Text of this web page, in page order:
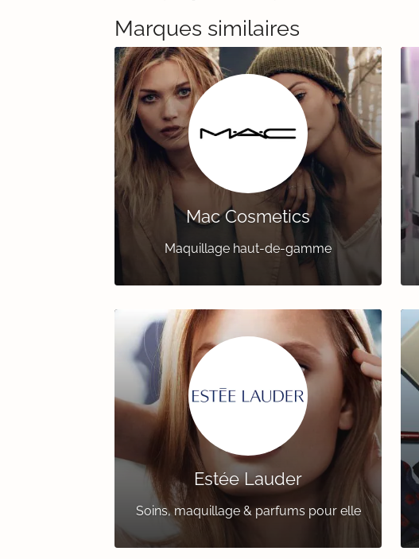
Marques similaires
Mac Cosmetics
Maquillage haut-de-gamme
Estée Lauder
Soins, maquillage & parfums pour elle